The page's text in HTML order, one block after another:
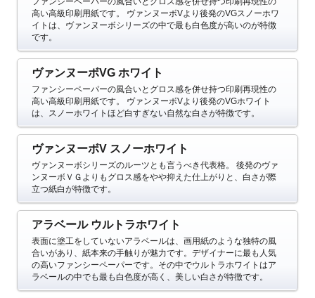
高い高級印刷用紙です。 ヴァンヌーボVより後発のVGスノーホワ
イトは、ヴァンヌーボシリーズの中で最も白色度が高いのが特徴
です。
ヴァンヌーボVG ホワイト
ファンシーペーパーの風合いとグロス感を併せ持つ印刷再現性の
高い高級印刷用紙です。 ヴァンヌーボVより後発のVGホワイト
は、スノーホワイトほど白すぎない自然な白さが特徴です。
ヴァンヌーボV スノーホワイト
ヴァンヌーボシリーズのルーツとも言うべき代表格。 後発のヴァ
ンヌーボＶＧよりもグロス感をやや抑えた仕上がりと、白さが際
立つ紙白が特徴です。
アラベール ウルトラホワイト
表面に塗工をしていないアラベールは、画用紙のような独特の風
合いがあり、紙本来の手触りが魅力です。デザイナーに最も人気
の高いファンシーペーパーです。その中でウルトラホワイトはア
ラベールの中でも最も白色度が高く、美しい白さが特徴です。